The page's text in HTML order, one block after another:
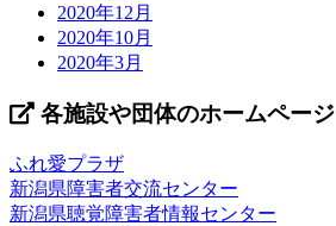
2020年12月
2020年10月
2020年3月
各施設や団体のホームページ
ふれ愛プラザ
新潟県障害者交流センター
新潟県聴覚障害者情報センター